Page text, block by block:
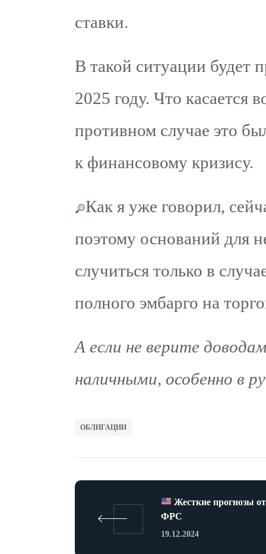
ставки.
В такой ситуации будет
2025 году. Что касается
противном случае это
к финансовому кризису.
Как я уже говорил,
поэтому оснований для
случиться только в
полного эмбарго на
А если не верите
наличными, особенно в
ОБЛИГАЦИИ
Жесткие прогнозы от
ФРС
19.12.2024